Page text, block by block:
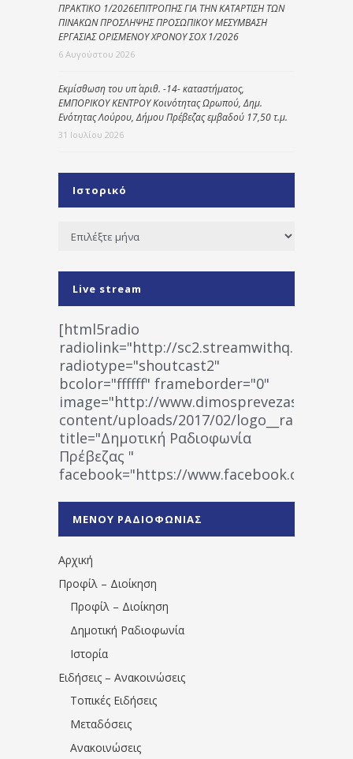
ΠΡΑΚΤΙΚΟ 1/2026ΕΠΙΤΡΟΠΗΣ ΓΙΑ ΤΗΝ ΚΑΤΑΡΤΙΣΗ ΤΩΝ
ΠΙΝΑΚΩΝ ΠΡΟΣΛΗΨΗΣ ΠΡΟΣΩΠΙΚΟΥ ΜΕΣΥΜΒΑΣΗ
ΕΡΓΑΣΙΑΣ ΟΡΙΣΜΕΝΟΥ ΧΡΟΝΟΥ ΣΟΧ 1/2026
6 Αυγούστου 2026
Εκμίσθωση του υπ΄ αριθ. -14- καταστήματος,
ΕΜΠΟΡΙΚΟΥ ΚΕΝΤΡΟΥ Κοινότητας Ωρωπού, Δημ.
Ενότητας Λούρου, Δήμου Πρέβεζας εμβαδού 17,50 τ.μ.
31 Ιουλίου 2026
Ιστορικό
Ιστορικό
Live stream
[html5radio
radiolink="http://
radiotype="shoutcast2"
bcolor="ffffff" frameborder="0"
image="http://www.dimosprevezas.gr/wp-
content/uploads/2017/02/
title="Δημοτική Ραδιοφωνία
Πρέβεζας "
facebook="https://www.facebook.com/
1531194763766854/" artist="" ]
ΜΕΝΟΥ ΡΑΔΙΟΦΩΝΙΑΣ
Αρχική
Προφίλ – Διοίκηση
Προφίλ – Διοίκηση
Δημοτική Ραδιοφωνία
Ιστορία
Ειδήσεις – Ανακοινώσεις
Τοπικές Ειδήσεις
Μεταδόσεις
Ανακοινώσεις